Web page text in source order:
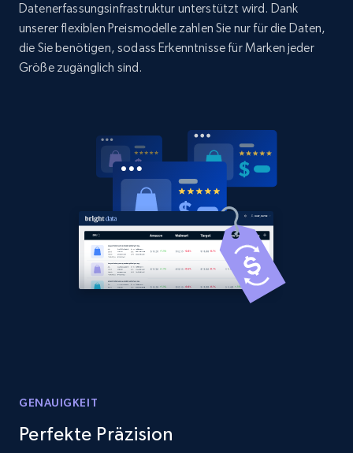
Datenerfassungsinfrastruktur unterstützt wird. Dank
unserer flexiblen Preismodelle zahlen Sie nur für die Daten,
die Sie benötigen, sodass Erkenntnisse für Marken jeder
Größe zugänglich sind.
GENAUIGKEIT
Perfekte Präzision